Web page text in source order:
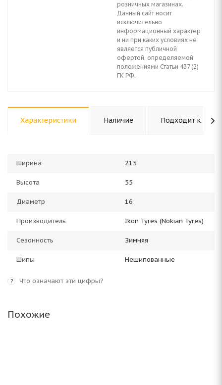
розничных магазинах.
Данный сайт носит
исключительно
информационный характер
и ни при каких условиях не
является публичной
офертой, определяемой
положениями Статьи 437 (2)
ГК РФ.
Характеристики Наличие Подходит к авто
Ширина 215
Высота 55
Диаметр 16
Производитель Ikon Tyres (Nokian Tyres)
Сезонность Зимняя
Шипы Нешипованные
? Что означают эти цифры?
Похожие